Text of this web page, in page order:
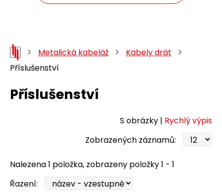
Metalická kabeláž
Kabely drát
Příslušenství
Příslušenství
S obrázky | Rychlý výpis
Zobrazených záznamů:
Nalezena 1 položka, zobrazeny položky 1 - 1
Řazení: